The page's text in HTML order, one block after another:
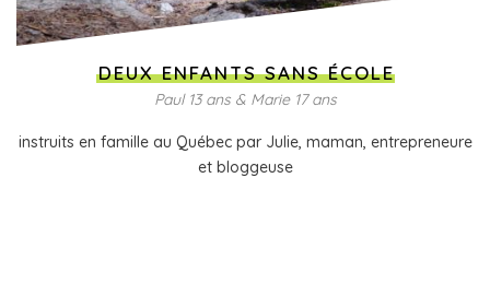
DEUX ENFANTS SANS ÉCOLE
Paul 13 ans & Marie 17 ans
instruits en famille au Québec par Julie, maman, entrepreneure
et bloggeuse